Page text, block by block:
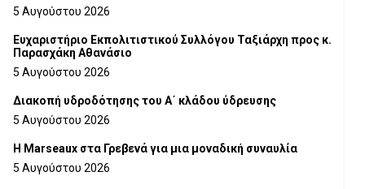
5 Αυγούστου 2026
Ευχαριστήριο Εκπολιτιστικού Συλλόγου Ταξιάρχη προς κ.
Παρασχάκη Αθανάσιο
5 Αυγούστου 2026
Διακοπή υδροδότησης του Α΄ κλάδου ύδρευσης
5 Αυγούστου 2026
Η Marseaux στα Γρεβενά για μια μοναδική συναυλία
5 Αυγούστου 2026